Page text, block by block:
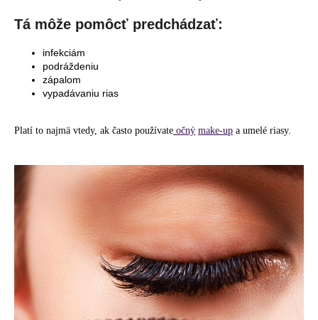
Tá môže pomôcť predchádzať:
infekciám
podráždeniu
zápalom
vypadávaniu rias
Platí to najmä vtedy, ak často používate očný make-up a umelé riasy.
d
p
m